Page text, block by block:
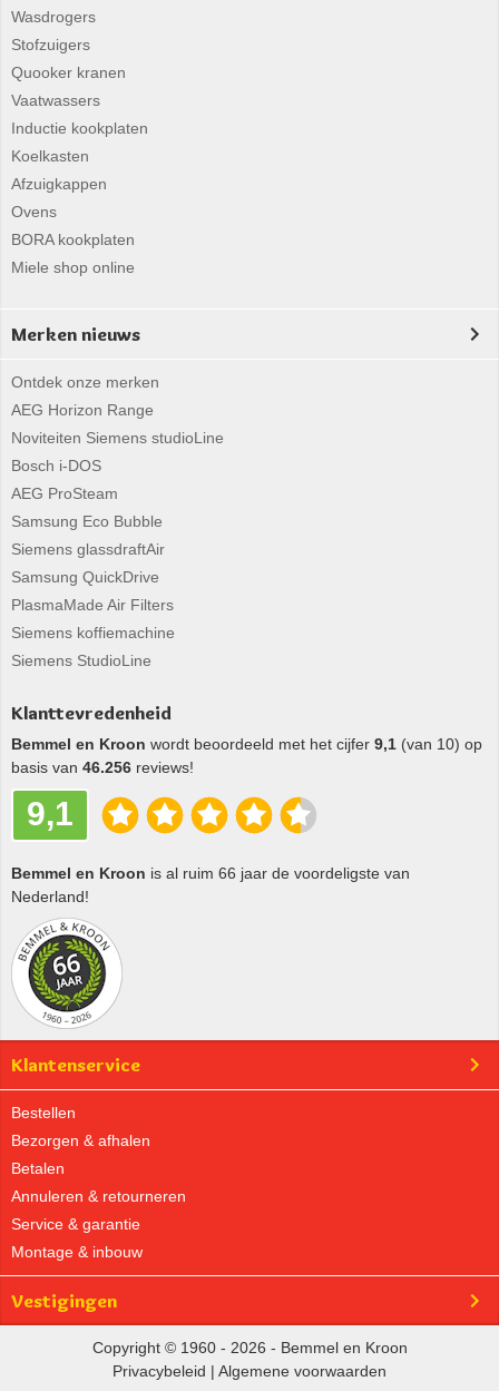
Wasdrogers
Stofzuigers
Quooker kranen
Vaatwassers
Inductie kookplaten
Koelkasten
Afzuigkappen
Ovens
BORA kookplaten
Miele shop online
Merken nieuws
Ontdek onze merken
AEG Horizon Range
Noviteiten Siemens studioLine
Bosch i-DOS
AEG ProSteam
Samsung Eco Bubble
Siemens glassdraftAir
Samsung QuickDrive
PlasmaMade Air Filters
Siemens koffiemachine
Siemens StudioLine
Klanttevredenheid
Bemmel en Kroon wordt beoordeeld met het cijfer 9,1 (van 10) op
basis van 46.256 reviews!
9,1
Bemmel en Kroon is al ruim 66 jaar de voordeligste van
Nederland!
Klantenservice
Bestellen
Bezorgen & afhalen
Betalen
Annuleren & retourneren
Service & garantie
Montage & inbouw
Vestigingen
Copyright © 1960 - 2026 - Bemmel en Kroon
Privacybeleid | Algemene voorwaarden